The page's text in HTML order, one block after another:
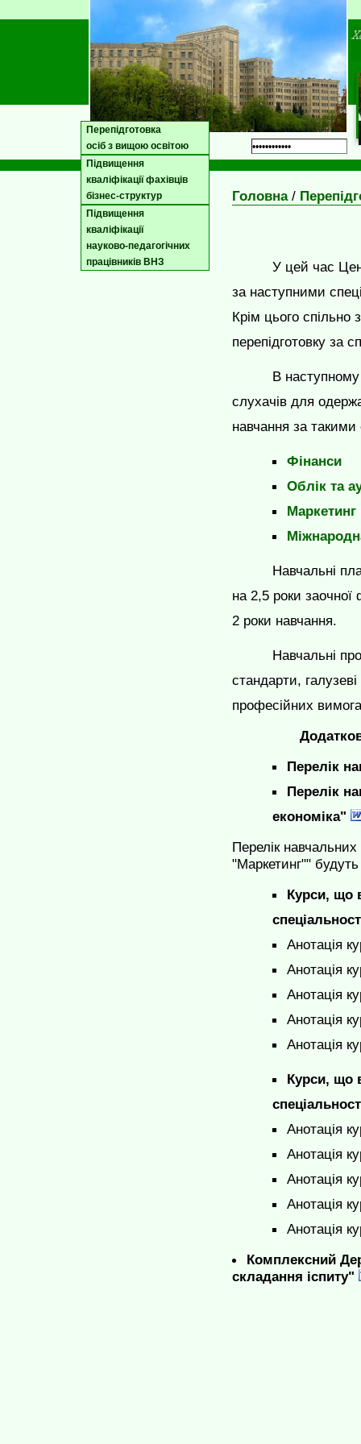
Головна /
У цей час
за наступними
Крім цього
перепідготовку за
В
слухачів для
навчання за
Фінанси
Облік та
Маркетинг
Навчальні
на 2,5 роки
2 роки навчання.
Навчальні
стандарти,
професійних
Перелік
Перелік
економіка"
Перелік
"Маркетинг"" будуть
Курси, що
Анотація
Анотація
Анотація
Анотація
Анотація
Курси, що
Анотація
Анотація
Анотація
Анотація
Анотація
Комплексний
складання іспиту"
Перепідготовка
осіб з вищою освітою
Підвищення
кваліфікації фахівців
бізнес-структур
Підвищення
кваліфікації
науково-педагогічних
працівників ВНЗ